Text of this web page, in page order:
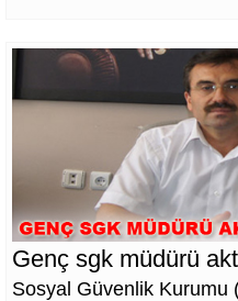
Genç sgk müdürü
Sosyal Güvenlik Kurumu